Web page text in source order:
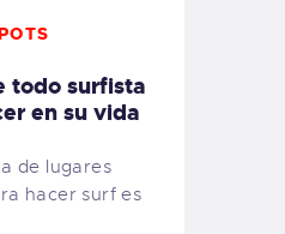
todo surfista
en su vida
de lugares
hacer surf es